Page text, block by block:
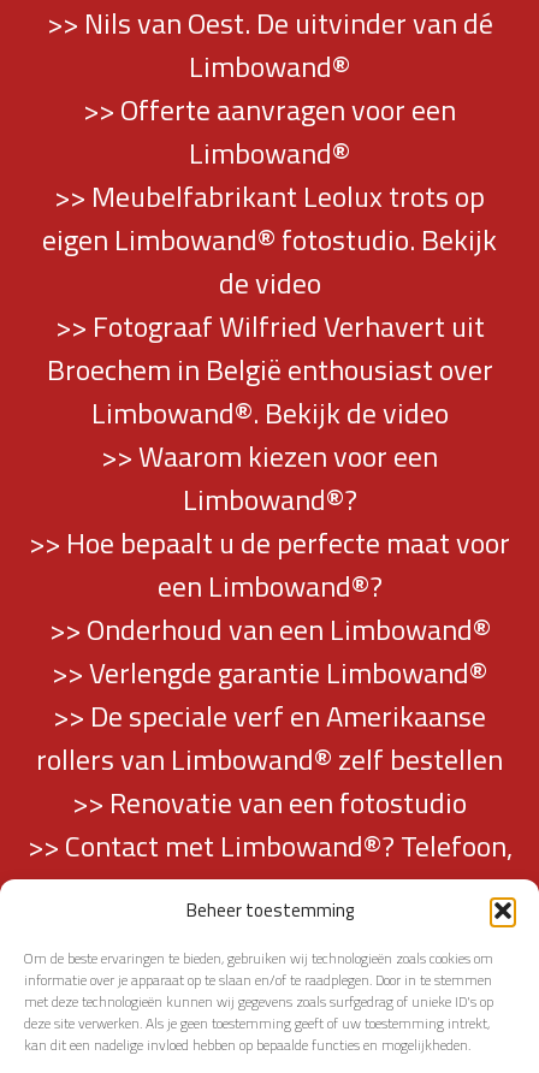
Beheer toestemming
Om de beste ervaringen te bieden, gebruiken wij technologieën zoals cookies om
informatie over je apparaat op te slaan en/of te raadplegen. Door in te stemmen
met deze technologieën kunnen wij gegevens zoals surfgedrag of unieke ID's op
deze site verwerken. Als je geen toestemming geeft of uw toestemming intrekt,
kan dit een nadelige invloed hebben op bepaalde functies en mogelijkheden.
>> Nils van Oest. De uitvinder van dé
Limbowand®
>> Offerte aanvragen voor een
Limbowand®
>> Meubelfabrikant Leolux trots op
eigen Limbowand® fotostudio. Bekijk
de video
>> Fotograaf Wilfried Verhavert uit
Broechem in België enthousiast over
Limbowand®. Bekijk de video
>> Waarom kiezen voor een
Limbowand®?
>> Hoe bepaalt u de perfecte maat voor
een Limbowand®?
>> Onderhoud van een Limbowand®
>> Verlengde garantie Limbowand®
>> De speciale verf en Amerikaanse
rollers van Limbowand® zelf bestellen
>> Renovatie van een fotostudio
>> Contact met Limbowand®? Telefoon,
mail en adresgegevens vindt u hier…